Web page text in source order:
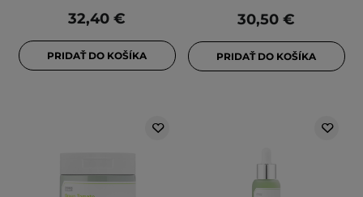
32,40 €
PRIDAŤ DO KOŠÍKA
30,50 €
PRIDAŤ DO KOŠÍKA